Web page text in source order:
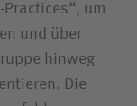
um
und über
hinweg
Die